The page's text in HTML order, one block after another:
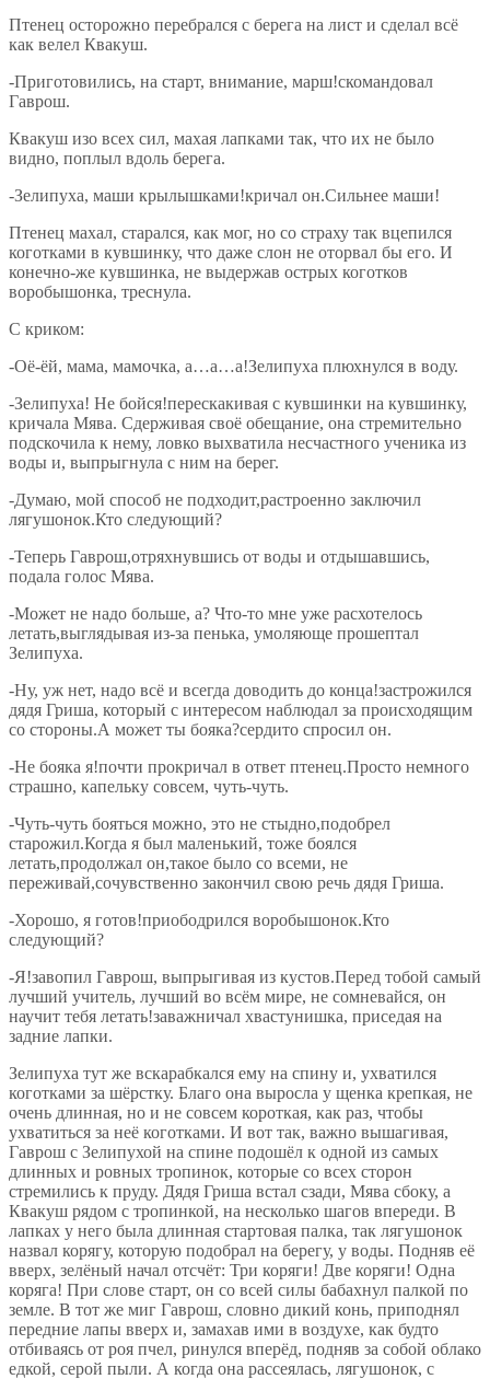
Птенец осторожно перебрался с берега на лист и сделал всё
как велел Квакуш.
-Приготовились, на старт, внимание, марш!скомандовал
Гаврош.
Квакуш изо всех сил, махая лапками так, что их не было
видно, поплыл вдоль берега.
-Зелипуха, маши крылышками!кричал он.Сильнее маши!
Птенец махал, старался, как мог, но со страху так вцепился
коготками в кувшинку, что даже слон не оторвал бы его. И
конечно-же кувшинка, не выдержав острых коготков
воробышонка, треснула.
С криком:
-Оё-ёй, мама, мамочка, а…а…а!Зелипуха плюхнулся в воду.
-Зелипуха! Не бойся!перескакивая с кувшинки на кувшинку,
кричала Мява. Сдерживая своё обещание, она стремительно
подскочила к нему, ловко выхватила несчастного ученика из
воды и, выпрыгнула с ним на берег.
-Думаю, мой способ не подходит,растроенно заключил
лягушонок.Кто следующий?
-Теперь Гаврош,отряхнувшись от воды и отдышавшись,
подала голос Мява.
-Может не надо больше, а? Что-то мне уже расхотелось
летать,выглядывая из-за пенька, умоляюще прошептал
Зелипуха.
-Ну, уж нет, надо всё и всегда доводить до конца!застрожился
дядя Гриша, который с интересом наблюдал за происходящим
со стороны.А может ты бояка?сердито спросил он.
-Не бояка я!почти прокричал в ответ птенец.Просто немного
страшно, капельку совсем, чуть-чуть.
-Чуть-чуть бояться можно, это не стыдно,подобрел
старожил.Когда я был маленький, тоже боялся
летать,продолжал он,такое было со всеми, не
переживай,сочувственно закончил свою речь дядя Гриша.
-Хорошо, я готов!приободрился воробышонок.Кто
следующий?
-Я!завопил Гаврош, выпрыгивая из кустов.Перед тобой самый
лучший учитель, лучший во всём мире, не сомневайся, он
научит тебя летать!заважничал хвастунишка, приседая на
задние лапки.
Зелипуха тут же вскарабкался ему на спину и, ухватился
коготками за шёрстку. Благо она выросла у щенка крепкая, не
очень длинная, но и не совсем короткая, как раз, чтобы
ухватиться за неё коготками. И вот так, важно вышагивая,
Гаврош с Зелипухой на спине подошёл к одной из самых
длинных и ровных тропинок, которые со всех сторон
стремились к пруду. Дядя Гриша встал сзади, Мява сбоку, а
Квакуш рядом с тропинкой, на несколько шагов впереди. В
лапках у него была длинная стартовая палка, так лягушонок
назвал корягу, которую подобрал на берегу, у воды. Подняв её
вверх, зелёный начал отсчёт: Три коряги! Две коряги! Одна
коряга! При слове старт, он со всей силы бабахнул палкой по
земле. В тот же миг Гаврош, словно дикий конь, приподнял
передние лапы вверх и, замахав ими в воздухе, как будто
отбиваясь от роя пчел, ринулся вперёд, подняв за собой облако
едкой, серой пыли. А когда она рассеялась, лягушонок, с